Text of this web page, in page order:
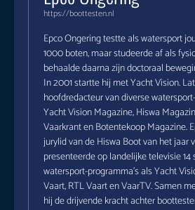
https://boottesten.nl
Epco Ongering testte als watersport
1000 boten, maar studeerde af als
behaalde daarna zijn doctoraal
In 2001 startte hij met Yacht Vision.
hoofdredacteur van diverse
Yacht Vision Magazine, Hiswa
Vaarkrant en Botentekoop Magazine.
jurylid van de Hiswa Boot van het jaar
presenteerde op landelijke televisie 14
watersport-programma's als Yacht
Vaart, RTL Vaart en VaarTV. Samen
hij de drijvende kracht achter